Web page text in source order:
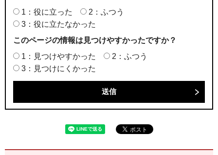
1：役に立った
2：ふつう
3：役に立たなかった
このページの情報は見つけやすかったですか？
1：見つけやすかった
2：ふつう
3：見つけにくかった